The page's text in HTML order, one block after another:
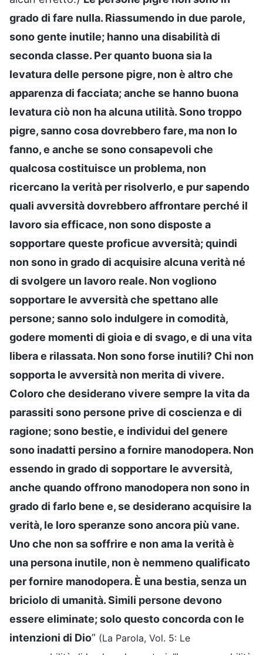
grado di fare nulla. Riassumendo in due parole,
sono gente inutile; hanno una disabilità di
seconda classe. Per quanto buona sia la
levatura delle persone pigre, non è altro che
apparenza di facciata; anche se hanno buona
levatura ciò non ha alcuna utilità. Sono troppo
pigre, sanno cosa dovrebbero fare, ma non lo
fanno, e anche se sono consapevoli che
qualcosa costituisce un problema, non
ricercano la verità per risolverlo, e pur sapendo
quali avversità dovrebbero affrontare perché il
lavoro sia efficace, non sono disposte a
sopportare queste proficue avversità; quindi
non sono in grado di acquisire alcuna verità né
di svolgere un lavoro reale. Non vogliono
sopportare le avversità che spettano alle
persone; sanno solo indulgere in comodità,
godere momenti di gioia e di svago, e di una vita
libera e rilassata. Non sono forse inutili? Chi non
sopporta le avversità non merita di vivere.
Coloro che desiderano vivere sempre la vita da
parassiti sono persone prive di coscienza e di
ragione; sono bestie, e individui del genere
sono inadatti persino a fornire manodopera. Non
essendo in grado di sopportare le avversità,
anche quando offrono manodopera non sono in
grado di farlo bene e, se desiderano acquisire la
verità, le loro speranze sono ancora più vane.
Uno che non sa soffrire e non ama la verità è
una persona inutile, non è nemmeno qualificato
per fornire manodopera. È una bestia, senza un
briciolo di umanità. Simili persone devono
essere eliminate; solo questo concorda con le
intenzioni di Dio” (La Parola, Vol. 5: Le